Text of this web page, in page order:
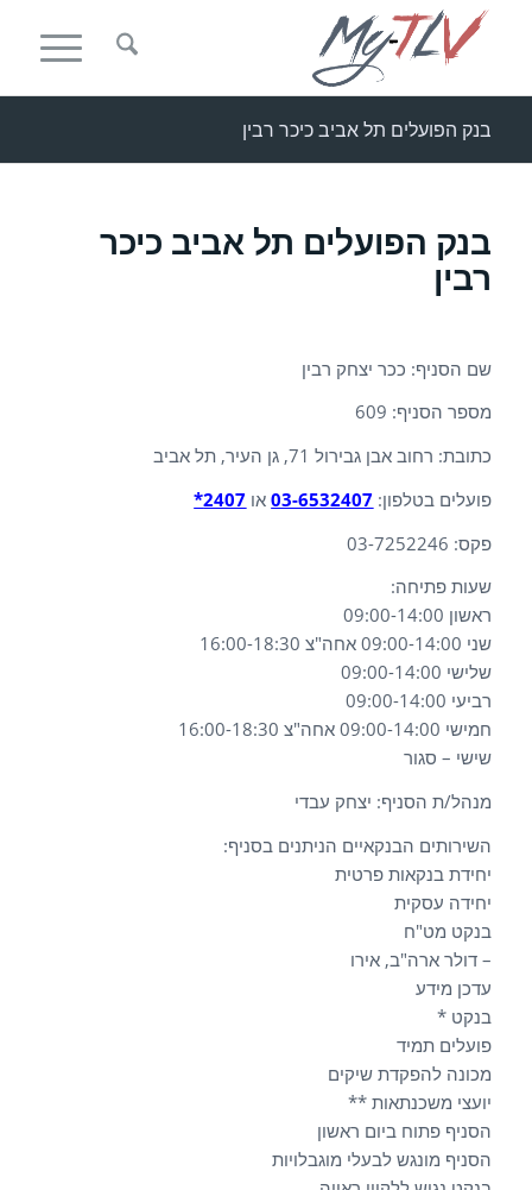
בנק הפועלים תל אביב כיכר רבין
בנק הפועלים תל אביב כיכר
רבין
שם הסניף: ככר יצחק רבין
מספר הסניף: 609
כתובת: רחוב אבן גבירול 71, גן העיר, תל אביב
פועלים בטלפון: 03-6532407או 2407*
פקס: 03-7252246
שעות פתיחה:
ראשון 09:00-14:00
שני 09:00-14:00 אחה"צ 16:00-18:30
שלישי 09:00-14:00
רביעי 09:00-14:00
חמישי 09:00-14:00 אחה"צ 16:00-18:30
שישי – סגור
מנהל/ת הסניף: יצחק עבדי
השירותים הבנקאיים הניתנים בסניף:
יחידת בנקאות פרטית
יחידה עסקית
בנקט מט"ח
– דולר ארה"ב, אירו
עדכן מידע
בנקט *
פועלים תמיד
מכונה להפקדת שיקים
יועצי משכנתאות **
הסניף פתוח ביום ראשון
הסניף מונגש לבעלי מוגבלויות